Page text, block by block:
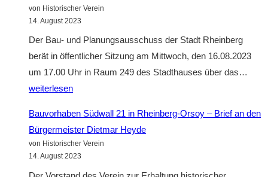
Wesel
von Historischer Verein
14. August 2023
Der Bau- und Planungsausschuss der Stadt Rheinberg
berät in öffentlicher Sitzung am Mittwoch, den 16.08.2023
um 17.00 Uhr in Raum 249 des Stadthauses über das…
Bau-
weiterlesen
Bauvorhaben Südwall 21 in Rheinberg-Orsoy – Brief an den
Bürgermeister Dietmar Heyde
von Historischer Verein
14. August 2023